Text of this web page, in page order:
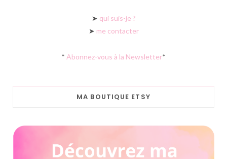
➤ qui suis-je ?
➤ me contacter
* Abonnez-vous à la Newsletter*
MA BOUTIQUE ETSY